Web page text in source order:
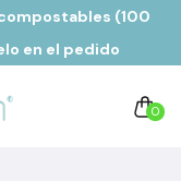
(100
en el pedido
0